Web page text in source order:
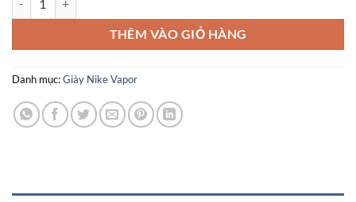
THÊM VÀO GIỎ HÀNG
Danh mục:Giày Nike Vapor